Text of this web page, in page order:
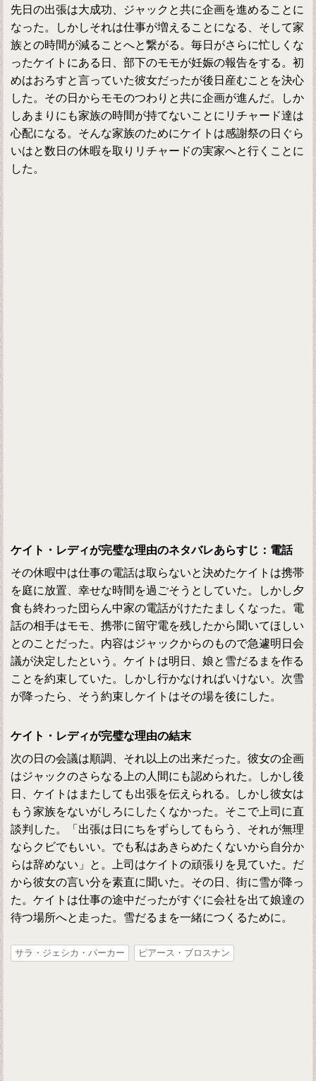
先日の出張は大成功、ジャックと共に企画を進めることに
なった。しかしそれは仕事が増えることになる、そして家
族との時間が減ることへと繋がる。毎日がさらに忙しくな
ったケイトにある日、部下のモモが妊娠の報告をする。初
めはおろすと言っていた彼女だったが後日産むことを決心
した。その日からモモのつわりと共に企画が進んだ。しか
しあまりにも家族の時間が持てないことにリチャード達は
心配になる。そんな家族のためにケイトは感謝祭の日ぐら
いはと数日の休暇を取りリチャードの実家へと行くことに
した。
ケイト・レディが完璧な理由のネタバレあらすじ：電話
その休暇中は仕事の電話は取らないと決めたケイトは携帯
を庭に放置、幸せな時間を過ごそうとしていた。しかし夕
食も終わった団らん中家の電話がけたたましくなった。電
話の相手はモモ、携帯に留守電を残したから聞いてほしい
とのことだった。内容はジャックからのもので急遽明日会
議が決定したという。ケイトは明日、娘と雪だるまを作る
ことを約束していた。しかし行かなければいけない。次雪
が降ったら、そう約束しケイトはその場を後にした。
ケイト・レディが完璧な理由の結末
次の日の会議は順調、それ以上の出来だった。彼女の企画
はジャックのさらなる上の人間にも認められた。しかし後
日、ケイトはまたしても出張を伝えられる。しかし彼女は
もう家族をないがしろにしたくなかった。そこで上司に直
談判した。「出張は日にちをずらしてもらう、それが無理
ならクビでもいい。でも私はあきらめたくないから自分か
らは辞めない」と。上司はケイトの頑張りを見ていた。だ
から彼女の言い分を素直に聞いた。その日、街に雪が降っ
た。ケイトは仕事の途中だったがすぐに会社を出て娘達の
待つ場所へと走った。雪だるまを一緒につくるために。
サラ・ジェシカ・パーカー ピアース・ブロスナン